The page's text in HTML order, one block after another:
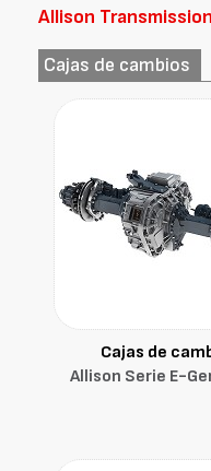
Allison Transmission
Cajas de cambios
Cajas de
Allison Serie E-